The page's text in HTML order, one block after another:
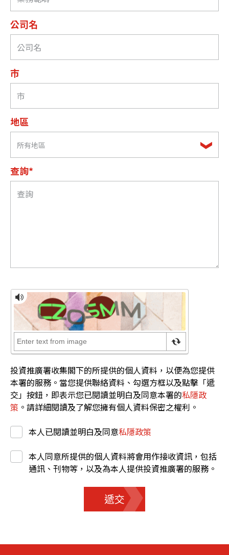
公司名
市
地區
所有地區
查詢*
投資推廣署收集閣下的所提供的個人資料，以便為您提供
本署的服務。當您提供聯絡資料、勾選方框以及點擊「遞
交」按鈕，即表示您已閱讀並明白及同意本署的私隱政
策 。請詳細閱讀及了解您擁有個人資料保密之權利。
本人已閱讀並明白及同意私隱政策
本人同意所提供的個人資料將會用作接收資訊，包括
通訊、刊物等，以及為本人提供投資推廣署的服務。
遞交